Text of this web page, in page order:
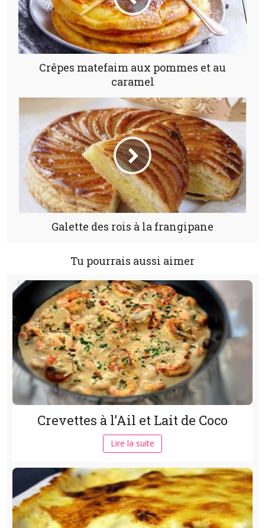
Crêpes matefaim aux pommes et au
caramel
Galette des rois à la frangipane
Tu pourrais aussi aimer
Crevettes à l’Ail et Lait de Coco
Lire la suite